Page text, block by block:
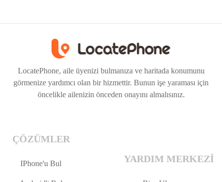
LocatePhone, aile üyenizi bulmanıza ve haritada konumunu
görmenize yardımcı olan bir hizmettir. Bunun işe yaraması için
öncelikle ailenizin önceden onayını almalısınız.
ÇÖZÜMLER
IPhone'u Bul YARDIM MERKEZI